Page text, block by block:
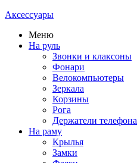
Аксессуары
Меню
На руль
Звонки и клаксоны
Фонари
Велокомпьютеры
Зеркала
Корзины
Рога
Держатели телефона
На раму
Крылья
Замки